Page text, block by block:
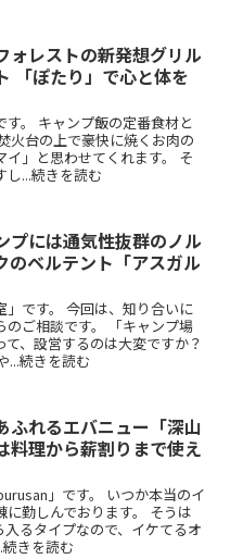
ォレストの新発想グリル
「ぽたり」で心と体を
。 キャンプ飯の定番食材と
火台の上で豪快に焼くお肉の
」と思わせてくれます。 そ
し...続きを読む
プには通気性抜群のノル
のベルテント「アスガル
です。 今回は、知り合いに
ご相談です。 「キャンプ場
、設営するのは大変ですか？
...続きを読む
ふれるエバニュー「深山
料理から薪割りまで使え
」です。 いつか本当のイ
勤しんでおります。 そうは
るタイプなので、イケてるオ
きを読む